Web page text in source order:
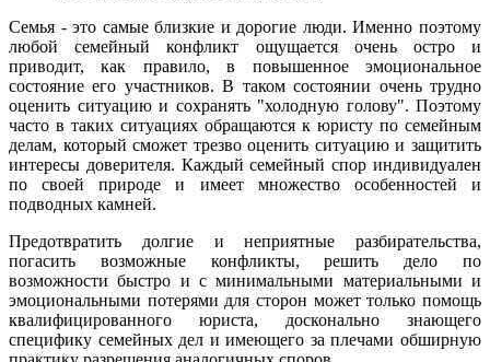
Семья - это самые близкие и дорогие люди. Именно поэтому
любой семейный конфликт ощущается очень остро и
приводит, как правило, в повышенное эмоциональное
состояние его участников. В таком состоянии очень трудно
оценить ситуацию и сохранять "холодную голову". Поэтому
часто в таких ситуациях обращаются к юристу по семейным
делам, который сможет трезво оценить ситуацию и защитить
интересы доверителя. Каждый семейный спор индивидуален
по своей природе и имеет множество особенностей и
подводных камней.
Предотвратить долгие и неприятные разбирательства,
погасить возможные конфликты, решить дело по
возможности быстро и с минимальными материальными и
эмоциональными потерями для сторон может только помощь
квалифицированного юриста, досконально знающего
специфику семейных дел и имеющего за плечами обширную